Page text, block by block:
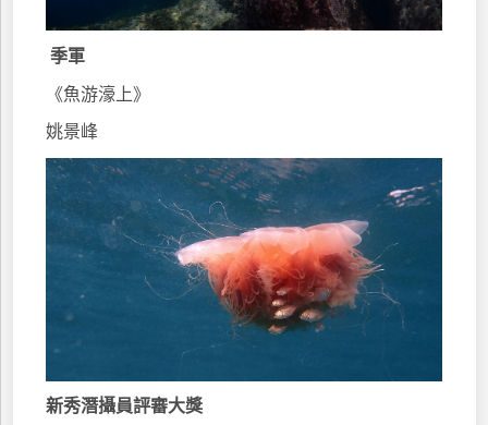
季軍
《魚游濠上》
姚景峰
新秀潛攝員評審大獎